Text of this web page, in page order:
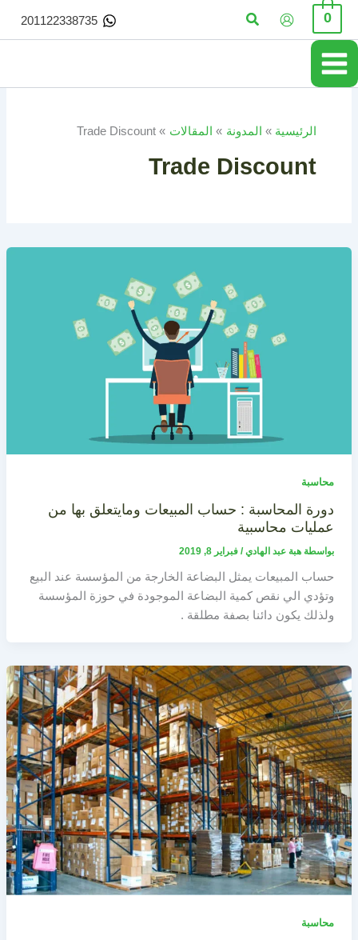
تخطي
المحتوى
0 البحث 201122338735
الرئيسية المدونة المقالات Trade Discount
Trade Discount
محاسبة
دورة المحاسبة : حساب المبيعات ومايتعلق بها من
عمليات محاسبية
بواسطة هبة عبد الهادي/ فبراير 8, 2019
حساب المبيعات يمثل البضاعة الخارجة من المؤسسة عند البيع
وتؤدي الي نقص كمية البضاعة الموجودة في حوزة المؤسسة
ولذلك يكون دائنا بصفة مطلقة .
محاسبة